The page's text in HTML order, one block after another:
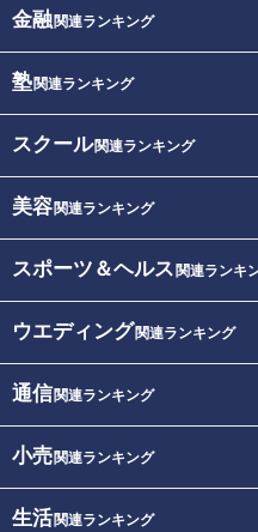
金融関連ランキング
塾関連ランキング
スクール関連ランキング
美容関連ランキング
スポーツ＆ヘルス 関連ランキ
ウエディング関連ランキング
通信関連ランキング
小売関連ランキング
生活関連ランキング